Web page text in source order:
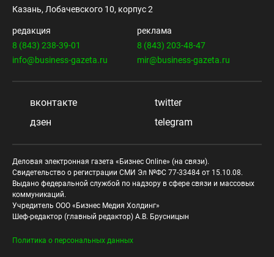
Казань, Лобачевского 10, корпус 2
редакция
8 (843) 238-39-01
info@business-gazeta.ru
реклама
8 (843) 203-48-47
mir@business-gazeta.ru
вконтакте
twitter
дзен
telegram
Деловая электронная газета «Бизнес Online» (на связи).
Свидетельство о регистрации СМИ Эл №ФС 77-33484 от 15.10.08.
Выдано федеральной службой по надзору в сфере связи и массовых
коммуникаций.
Учредитель ООО «Бизнес Медия Холдинг»
Шеф-редактор (главный редактор) А.В. Брусницын
Политика о персональных данных